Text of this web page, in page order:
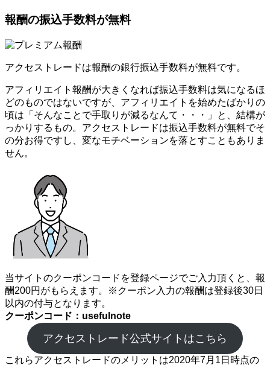
報酬の振込手数料が無料
アクセストレードは報酬の銀行振込手数料が無料です。
アフィリエイト報酬が大きくなれば振込手数料は気になるほ
どのものではないですが、アフィリエイトを始めたばかりの
頃は「そんなことで手取りが減るなんて・・・」と、結構が
っかりするもの。アクセストレードは振込手数料が無料でそ
の分お得ですし、変なモチベーションを落とすこともありま
せん。
当サイトのクーポンコードを登録ページでご入力頂くと、報
酬200円がもらえます。※クーポン入力の報酬は登録後30日
以内の付与となります。
クーポンコード：usefulnote
アクセストレード公式サイトはこちら
これらアクセストレードのメリットは2020年7月1日時点の